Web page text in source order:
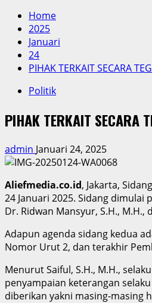
Home
2025
Januari
24
PIHAK TERKAIT SECARA
Politik
PIHAK TERKAIT SECARA
admin Januari 24, 2025
Aliefmedia.co.id, Jakarta,
24 Januari 2025. Sidang dimulai
Dr. Ridwan Mansyur, S.H., M.H.,
Adapun agenda sidang kedua
Nomor Urut 2, dan terakhir
Menurut Saiful, S.H., M.H.,
penyampaian keterangan
diberikan yakni masing-masing